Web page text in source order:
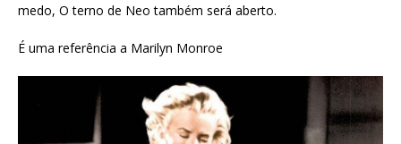
medo, O terno de Neo também será aberto.
É uma referência a Marilyn Monroe